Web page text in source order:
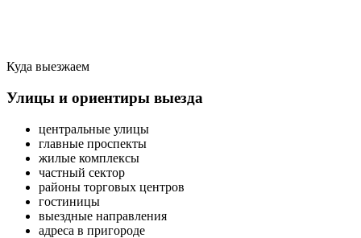
Куда выезжаем
Улицы и ориентиры выезда
центральные улицы
главные проспекты
жилые комплексы
частный сектор
районы торговых центров
гостиницы
выездные направления
адреса в пригороде